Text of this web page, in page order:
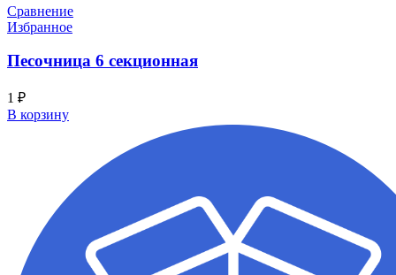
Сравнение
Избранное
Песочница 6 секционная
1 ₽
В корзину